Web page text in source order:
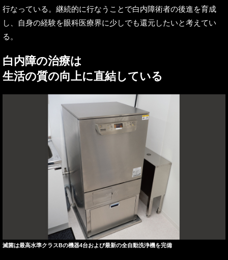
行なっている。継続的に行なうことで白内障術者の後進を育成
し、自身の経験を眼科医療界に少しでも還元したいと考えてい
る。
白内障の治療は
生活の質の向上に直結している
滅菌は最高水準クラスBの機器4台および最新の全自動洗浄機を完備